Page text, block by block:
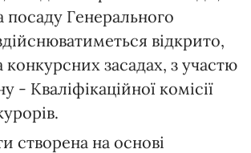
посаду Генерального
відкрито,
засадах, з участю
- Кваліфікаційної комісії
створена на основі